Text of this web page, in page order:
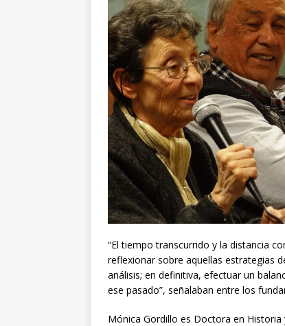
“El tiempo transcurrido y la distancia
reflexionar sobre aquellas estrategias
análisis; en definitiva, efectuar un
ese pasado”, señalaban entre los
Mónica Gordillo es Doctora en